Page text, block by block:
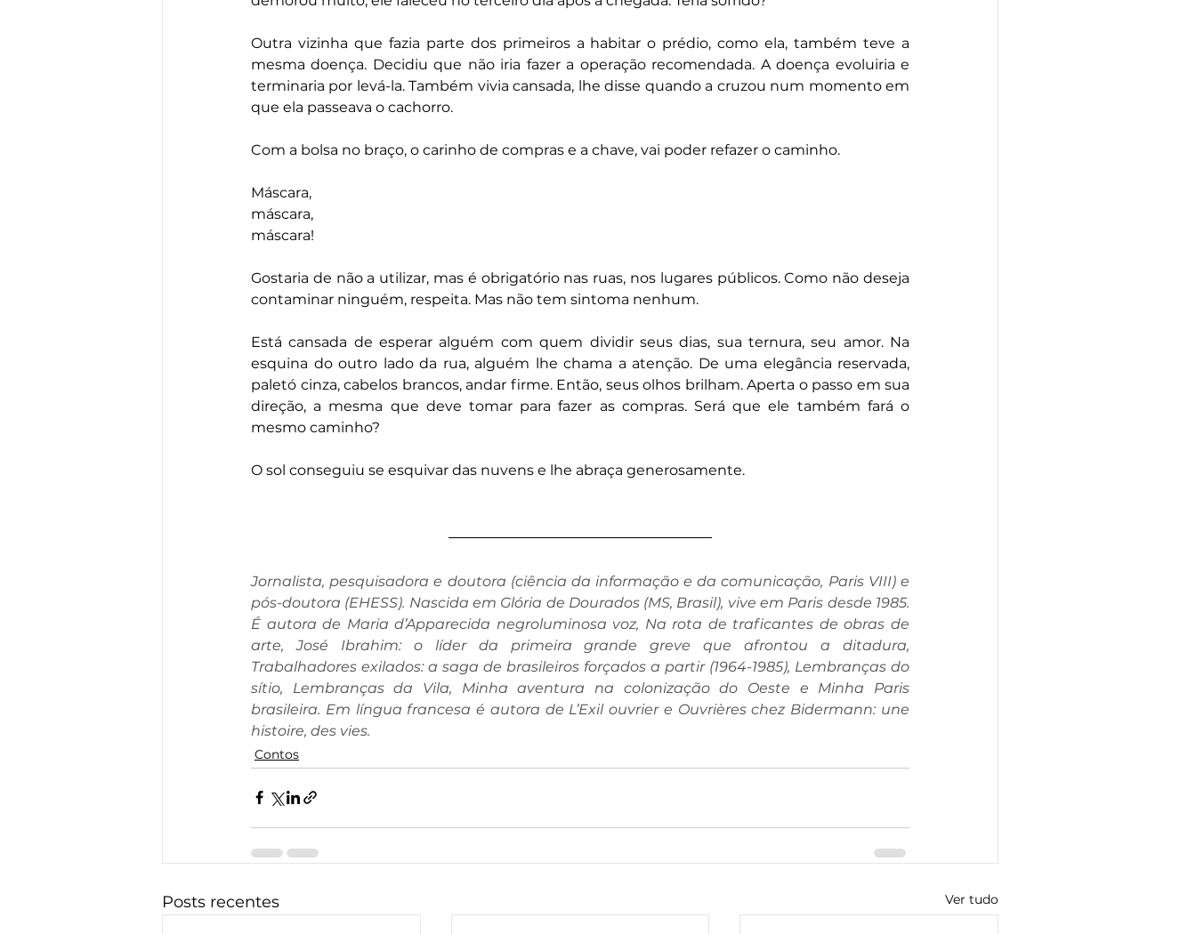
Outra vizinha que fazia parte dos primeiros a habitar o prédio, como ela, também teve a
mesma doença. Decidiu que não iria fazer a operação recomendada. A doença evoluiria e
terminaria por levá-la. Também vivia cansada, lhe disse quando a cruzou num momento em
que ela passeava o cachorro.
Com a bolsa no braço, o carinho de compras e a chave, vai poder refazer o caminho.
Máscara,
máscara,
máscara!
Gostaria de não a utilizar, mas é obrigatório nas ruas, nos lugares públicos. Como não deseja
contaminar ninguém, respeita. Mas não tem sintoma nenhum.
Está cansada de esperar alguém com quem dividir seus dias, sua ternura, seu amor. Na
esquina do outro lado da rua, alguém lhe chama a atenção. De uma elegância reservada,
paletó cinza, cabelos brancos, andar firme. Então, seus olhos brilham. Aperta o passo em sua
direção, a mesma que deve tomar para fazer as compras. Será que ele também fará o
mesmo caminho?
O sol conseguiu se esquivar das nuvens e lhe abraça generosamente.
Jornalista, pesquisadora e doutora (ciência da informação e da comunicação, Paris VIII) e
pós-doutora (EHESS). Nascida em Glória de Dourados (MS, Brasil), vive em Paris desde 1985.
É autora de Maria d’Apparecida negroluminosa voz, Na rota de traficantes de obras de
arte, José Ibrahim: o líder da primeira grande greve que afrontou a ditadura,
Trabalhadores exi­lados: a saga de brasileiros forçados a partir (1964-1985), Lembranças do
sítio, Lembranças da Vila, Minha aventura na colonização do Oeste e Minha Paris
brasileira. Em língua francesa é autora de L’Exil ouvrier e Ouvrières chez Bidermann: une
histoire, des vies.
Contos
Posts recentes Ver tudo